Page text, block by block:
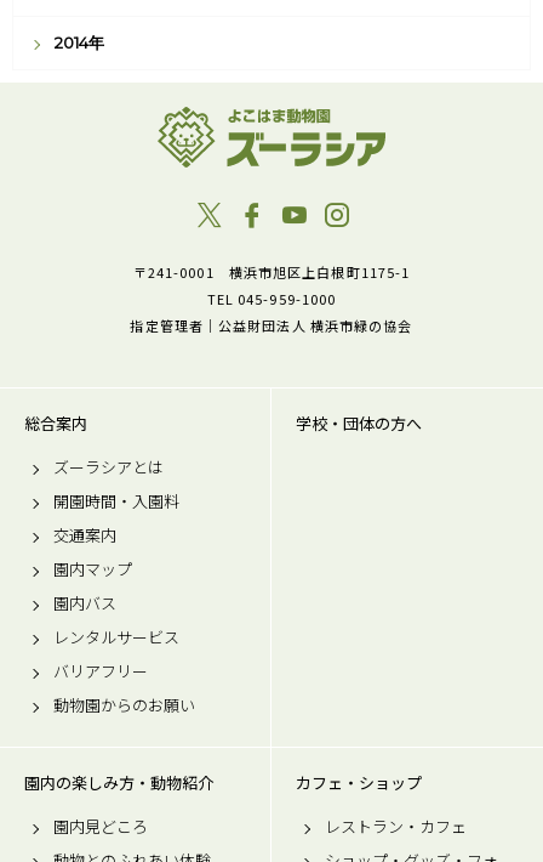
2014年
〒241-0001 横浜市旭区上白根町1175-1
TEL 045-959-1000
指定管理者｜公益財団法人 横浜市緑の協会
総合案内
ズーラシアとは
開園時間・入園料
交通案内
園内マップ
園内バス
レンタルサービス
バリアフリー
動物園からのお願い
学校・団体の方へ
園内の楽しみ方・動物紹介
園内見どころ
カフェ・ショップ
レストラン・カフェ